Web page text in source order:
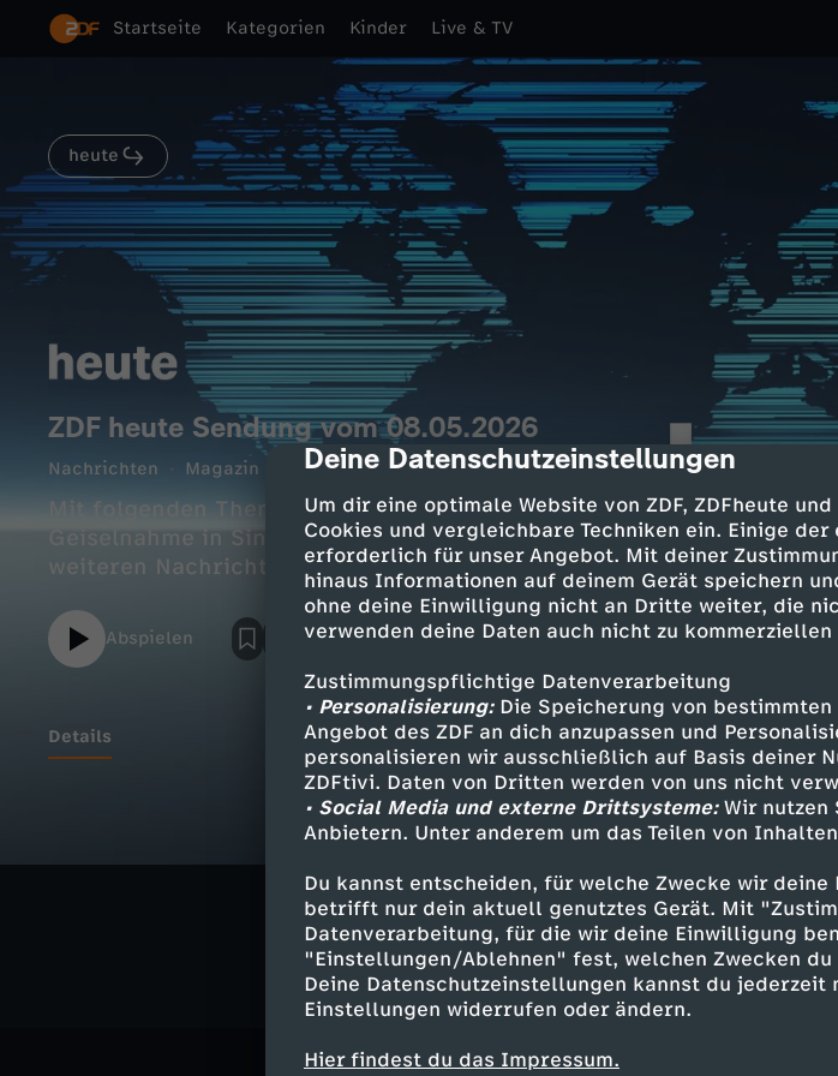
cmp-dialog-description
Deine Datenschutzeinstellungen
Um dir eine optimale Website von ZDF, ZDFheute
Cookies und vergleichbare Techniken ein. Einige
erforderlich für unser Angebot. Mit deiner
hinaus Informationen auf deinem Gerät speichern
ohne deine Einwilligung nicht an Dritte weiter, die
verwenden deine Daten auch nicht zu kommerziellen
Zustimmungspflichtige Datenverarbeitung
• Personalisierung:Die Speicherung von
Angebot des ZDF an dich anzupassen und
personalisieren wir ausschließlich auf Basis deiner
ZDFtivi. Daten von Dritten werden von uns nicht
• Social Media und externe Drittsysteme:Wir nutzen
Anbietern. Unter anderem um das Teilen von
Du kannst entscheiden, für welche Zwecke wir
betrifft nur dein aktuell genutztes Gerät. Mit
Datenverarbeitung, für die wir deine Einwilligung
"Einstellungen/Ablehnen" fest, welchen Zwecken
Deine Datenschutzeinstellungen kannst du
Einstellungen widerrufen oder ändern.
Hier findest du das Impressum.
Startseite Kategorien Kinder Live & TV
heute
ZDF heute Sendung vom 08.05.2026
Nachrichten Magazin informativ 14 Min. 08.05.2026 ZDF
Mit folgenden Themen: Bundesrat lehnt Entlastungsprämie ab;
Geiselnahme in Sinzig; Brüchige Waffenruhe zwischen Iran und USA;
weiteren Nachrichten und dem Wetter.
Abspielen
Details
Nachrichten Magazin informativ